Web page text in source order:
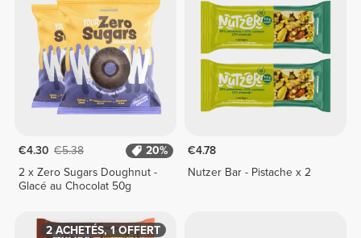
€4.30 €5.38
20%
2 x Zero Sugars Doughnut -
Glacé au Chocolat 50g
€4.78
Nutzer Bar - Pistache x 2
2 ACHETÉS, 1 OFFERT